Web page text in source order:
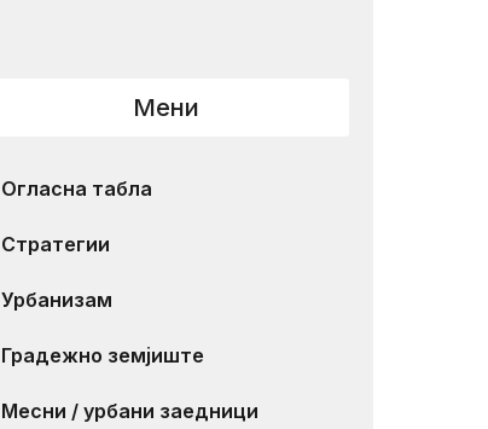
Мени
Огласна табла
Стратегии
Урбанизам
Градежно земјиште
Месни / урбани заедници